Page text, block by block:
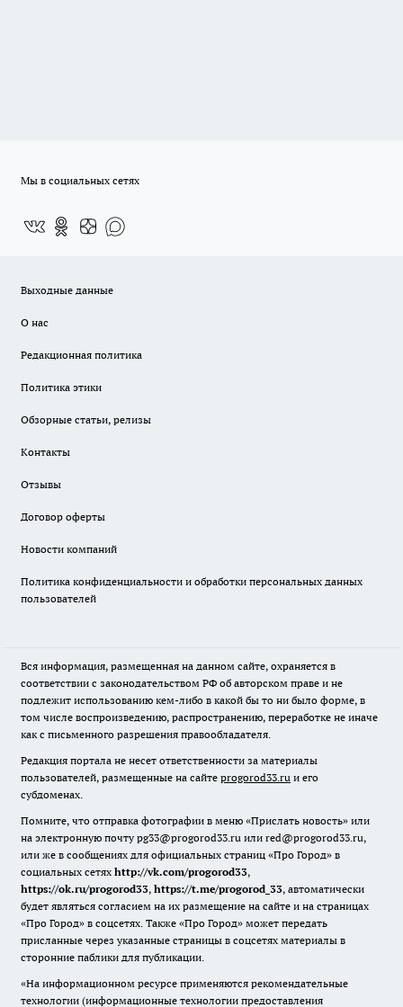
Мы в социальных сетях
Выходные данные
О нас
Редакционная политика
Политика этики
Обзорные статьи, релизы
Контакты
Отзывы
Договор оферты
Новости компаний
Политика конфиденциальности и обработки персональных данных
пользователей
Вся информация, размещенная на данном сайте, охраняется в
соответствии с законодательством РФ об авторском праве и не
подлежит использованию кем-либо в какой бы то ни было форме, в
том числе воспроизведению, распространению, переработке не иначе
как с письменного разрешения правообладателя.
Редакция портала не несет ответственности за материалы
пользователей, размещенные на сайте progorod33.ru и его
субдоменах.
Помните, что отправка фотографии в меню «Прислать новость» или
на электронную почту pg33@progorod33.ru или red@progorod33.ru,
или же в сообщениях для официальных страниц «Про Город» в
социальных сетях http://vk.com/progorod33,
https://ok.ru/progorod33, https://t.me/progorod_33, автоматически
будет являться согласием на их размещение на сайте и на страницах
«Про Город» в соцсетях. Также «Про Город» может передать
присланные через указанные страницы в соцсетях материалы в
сторонние паблики для публикации.
«На информационном ресурсе применяются рекомендательные
технологии (информационные технологии предоставления